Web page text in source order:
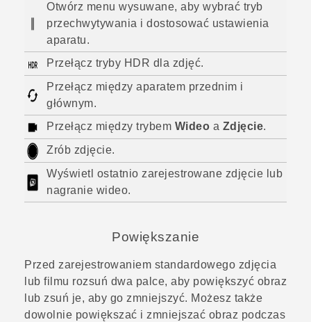
Otwórz menu wysuwane, aby wybrać tryb
przechwytywania i dostosować ustawienia
aparatu.
Przełącz tryby HDR dla zdjęć.
Przełącz między aparatem przednim i
głównym.
Przełącz między trybem Wideo a Zdjęcie.
Zrób zdjęcie.
Wyświetl ostatnio zarejestrowane zdjęcie lub
nagranie wideo.
Powiększanie
Przed zarejestrowaniem standardowego zdjęcia
lub filmu rozsuń dwa palce, aby powiększyć obraz
lub zsuń je, aby go zmniejszyć. Możesz także
dowolnie powiększać i zmniejszać obraz podczas